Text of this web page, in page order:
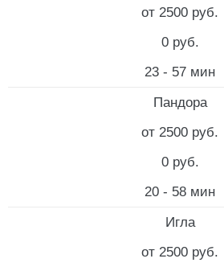
от 2500 руб.
0 руб.
23 - 57 мин
Пандора
от 2500 руб.
0 руб.
20 - 58 мин
Игла
от 2500 руб.